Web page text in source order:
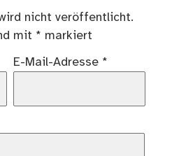
nicht veröffentlicht.
mit * markiert
E-Mail-Adresse *